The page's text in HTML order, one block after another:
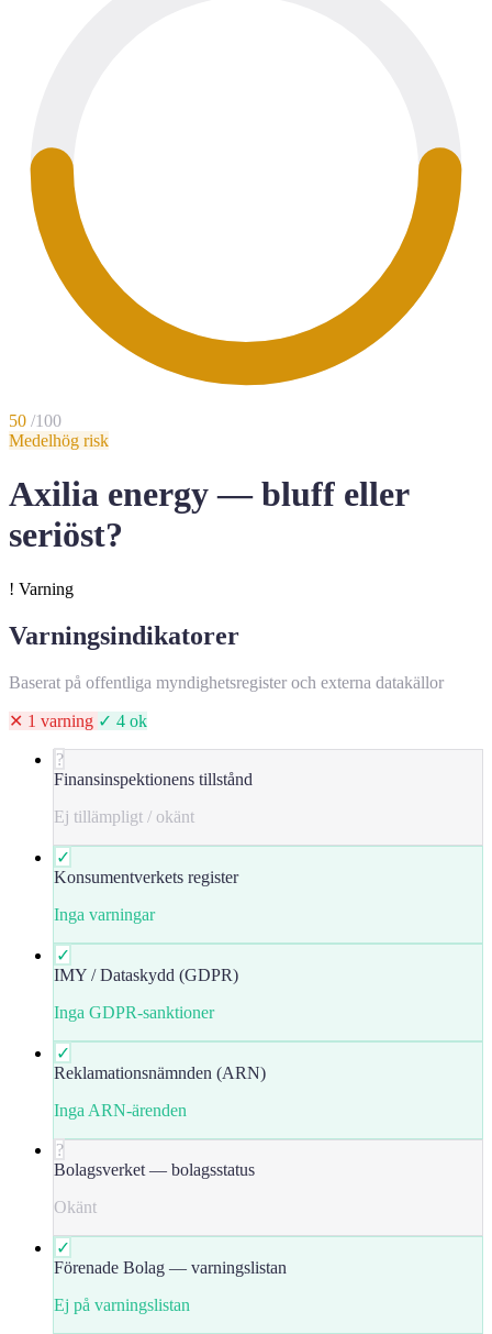
50 /100
Medelhög risk
Axilia energy — bluff eller
seriöst?
! Varning
Varningsindikatorer
Baserat på offentliga myndighetsregister och externa datakällor
✕ 1 varning ✓ 4 ok
?
Finansinspektionens tillstånd
Ej tillämpligt / okänt
✓
Konsumentverkets register
Inga varningar
✓
IMY / Dataskydd (GDPR)
Inga GDPR-sanktioner
✓
Reklamationsnämnden (ARN)
Inga ARN-ärenden
?
Bolagsverket — bolagsstatus
Okänt
✓
Förenade Bolag — varningslistan
Ej på varningslistan